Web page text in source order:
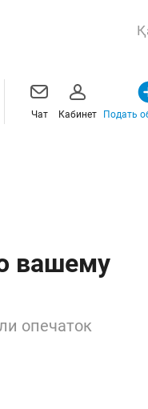
Чат Кабинет Подать
вашему
опечаток